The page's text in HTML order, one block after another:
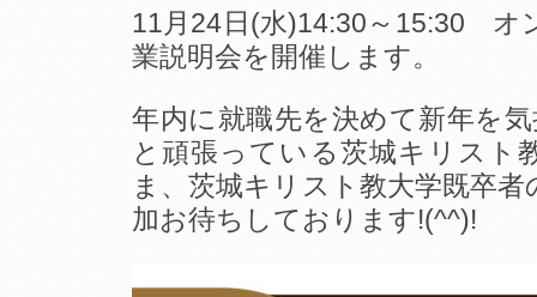
11月24日(水)14:30～15:30 オ
業説明会を開催します。
年内に就職先を決めて新年を
と頑張っている茨城キリスト
ま、茨城キリスト教大学既卒
加お待ちしております!(^^)!